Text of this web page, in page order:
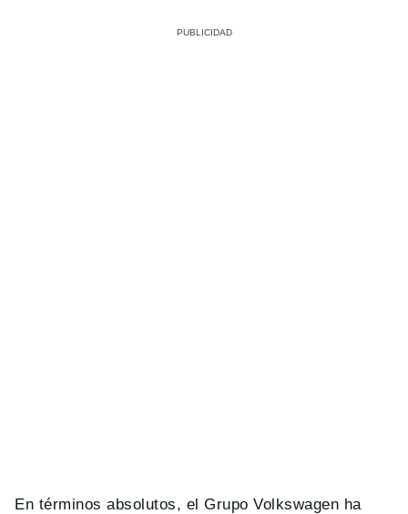
En términos absolutos, el Grupo Volkswagen ha